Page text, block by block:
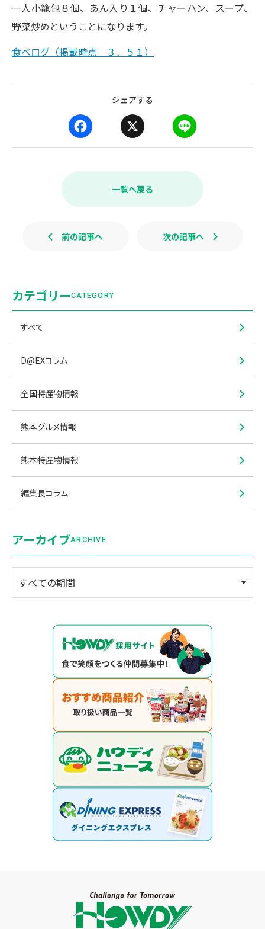
一人小籠包８個、あん入り１個、チャーハン、スープ、
野菜炒めということになります。
食べログ（掲載時点 ３．５１）
シェアする
a
e
k
i
e
一覧へ戻る
前の記事へ 次の記事へ
カテゴリーCATEGORY
すべて
D@EXコラム
全国特産物情報
熊本グルメ情報
熊本特産物情報
編集長コラム
アーカイブARCHIVE